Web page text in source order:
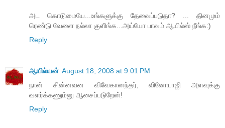
அட கொடுமையே...உங்களுக்கு தேவைப்படுதா? ... தினமும்
ரெண்டு வேளை நல்லா குளிங்க...அய்யோ பாவம் ஆயில்ஸ் நீங்க:)
Reply
ஆயில்யன் August 18, 2008 at 9:01 PM
நான் சின்னவன விவேகானந்தர், வினோபாஜி அளவுக்கு
வளர்க்கணும்னு ஆசைப்படுறேன்!
Reply